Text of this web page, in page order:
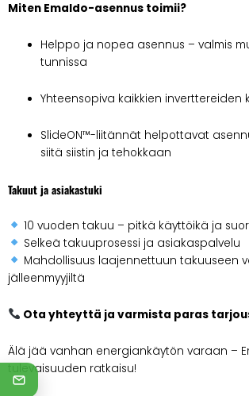
Miten Emaldo-asennus toimii?
Helppo ja nopea asennus – valmis
tunnissa
Yhteensopiva kaikkien inverttereiden
SlideON™-liitännät helpottavat
siitä siistin ja tehokkaan
Takuut ja asiakastuki
10 vuoden takuu – pitkä käyttöikä ja
Selkeä takuuprosessi ja asiakaspalvelu
Mahdollisuus laajennettuun takuuseen
jälleenmyyjiltä
Ota yhteyttä ja varmista paras
Älä jää vanhan energiankäytön varaan –
tulevaisuuden ratkaisu!